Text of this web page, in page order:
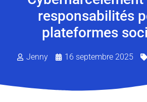
responsabilités
plateformes
Jenny 16 septembre 2025